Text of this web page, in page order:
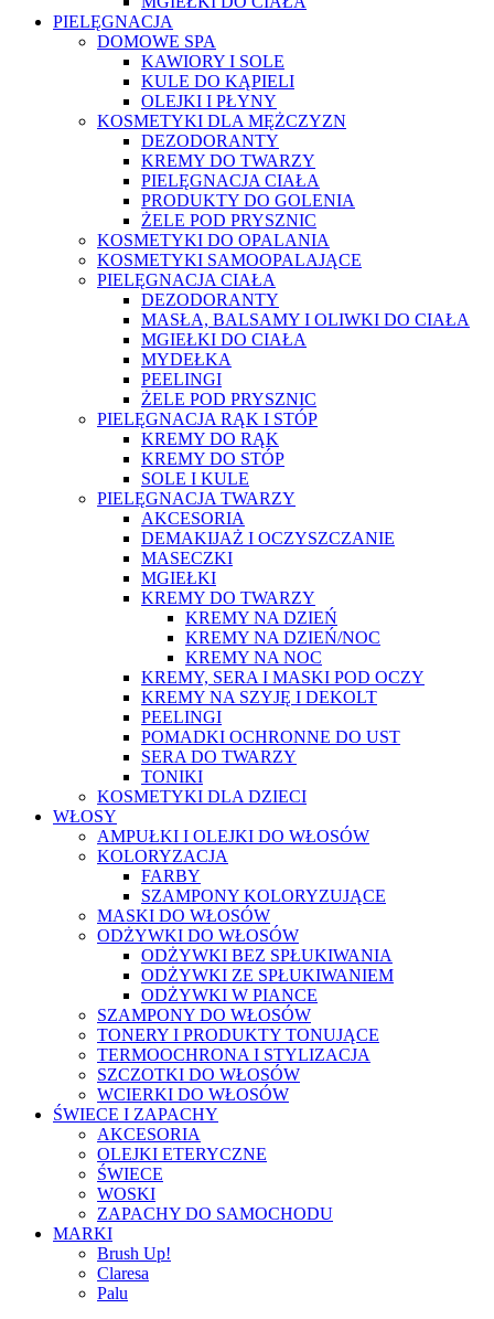
PIELĘGNACJA
DOMOWE SPA
KAWIORY I SOLE
KULE DO KĄPIELI
OLEJKI I PŁYNY
KOSMETYKI DLA MĘŻCZYZN
DEZODORANTY
KREMY DO TWARZY
PIELĘGNACJA CIAŁA
PRODUKTY DO GOLENIA
ŻELE POD PRYSZNIC
KOSMETYKI DO OPALANIA
KOSMETYKI SAMOOPALAJĄCE
PIELĘGNACJA CIAŁA
DEZODORANTY
MASŁA, BALSAMY I OLIWKI DO CIAŁA
MGIEŁKI DO CIAŁA
MYDEŁKA
PEELINGI
ŻELE POD PRYSZNIC
PIELĘGNACJA RĄK I STÓP
KREMY DO RĄK
KREMY DO STÓP
SOLE I KULE
PIELĘGNACJA TWARZY
AKCESORIA
DEMAKIJAŻ I OCZYSZCZANIE
MASECZKI
MGIEŁKI
KREMY DO TWARZY
KREMY NA DZIEŃ
KREMY NA DZIEŃ/NOC
KREMY NA NOC
KREMY, SERA I MASKI POD OCZY
KREMY NA SZYJĘ I DEKOLT
PEELINGI
POMADKI OCHRONNE DO UST
SERA DO TWARZY
TONIKI
KOSMETYKI DLA DZIECI
WŁOSY
AMPUŁKI I OLEJKI DO WŁOSÓW
KOLORYZACJA
FARBY
SZAMPONY KOLORYZUJĄCE
MASKI DO WŁOSÓW
ODŻYWKI DO WŁOSÓW
ODŻYWKI BEZ SPŁUKIWANIA
ODŻYWKI ZE SPŁUKIWANIEM
ODŻYWKI W PIANCE
SZAMPONY DO WŁOSÓW
TONERY I PRODUKTY TONUJĄCE
TERMOOCHRONA I STYLIZACJA
SZCZOTKI DO WŁOSÓW
WCIERKI DO WŁOSÓW
ŚWIECE I ZAPACHY
AKCESORIA
OLEJKI ETERYCZNE
ŚWIECE
WOSKI
ZAPACHY DO SAMOCHODU
MARKI
Brush Up!
Claresa
Palu